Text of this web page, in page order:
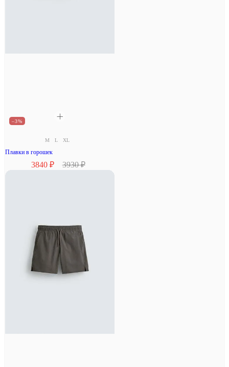
–3%
M L XL
Плавки в горошек
3840 ₽ 3930 ₽